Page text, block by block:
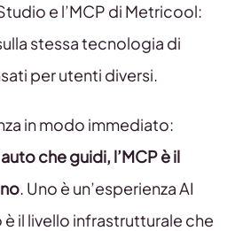
e l’MCP di Metricool:
stessa tecnologia di
per utenti diversi.
in modo immediato:
che guidi, l’MCP è il
. Uno è un’esperienza AI
è il livello infrastrutturale che